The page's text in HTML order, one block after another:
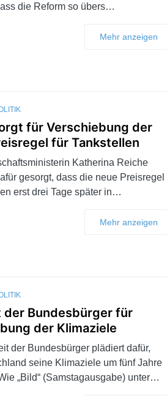
die Reform so übers…
Mehr anzeigen
für Verschiebung der
für Tankstellen
Katherina Reiche
gesorgt, dass die neue Preisregel
erst drei Tage später in…
Mehr anzeigen
der Bundesbürger für
der Klimaziele
der Bundesbürger plädiert dafür,
seine Klimaziele um fünf Jahre
„Bild“ (Samstagausgabe) unter…